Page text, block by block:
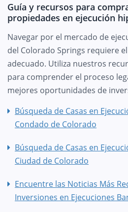
Guía y recursos para
propiedades en ejecución
Navegar por el mercado de
del Colorado Springs requiere
adecuado. Utiliza nuestros
para comprender el proceso
mejores oportunidades de
Búsqueda de Casas en
Condado de Colorado
Búsqueda de Casas en
Ciudad de Colorado
Encuentre las Noticias Más
Inversiones en Ejecuciones